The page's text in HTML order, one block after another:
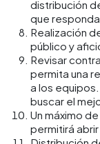
distribución
que
Realización
público y
Revisar
permita una
a los
buscar el
Un máximo
permitirá